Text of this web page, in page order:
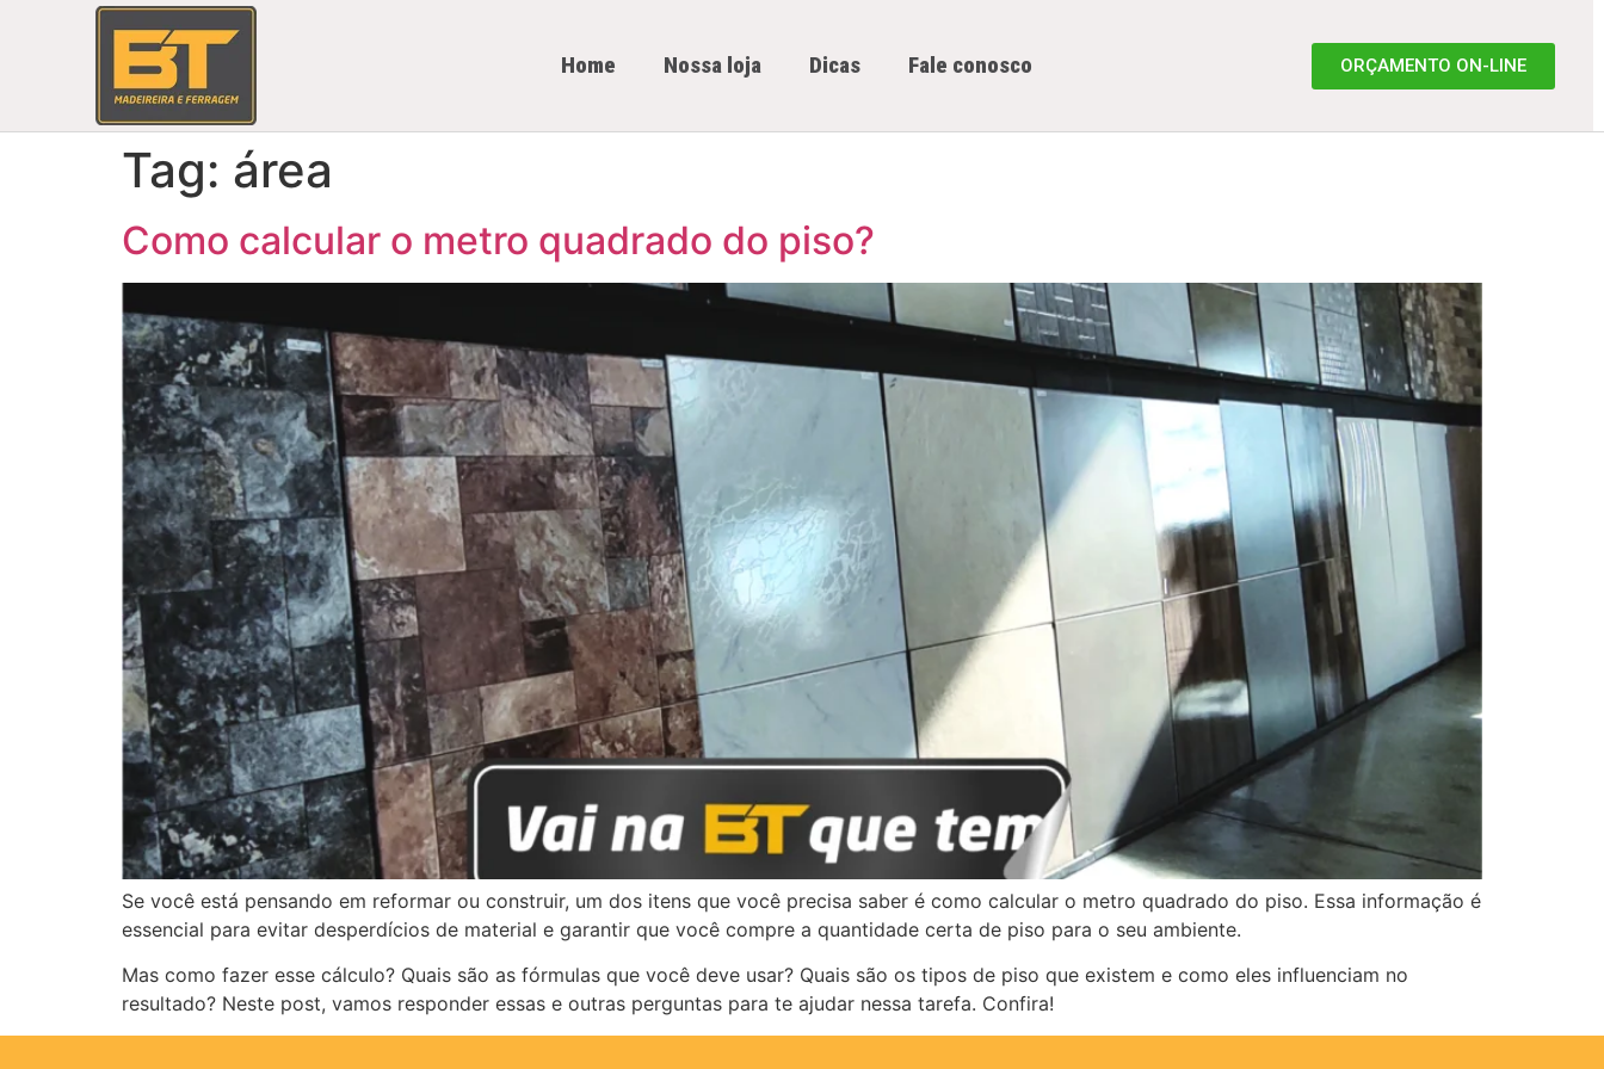
Home Nossa loja Dicas Fale conosco ORÇAMENTO ON-LINE
Tag: área
Como calcular o metro quadrado do piso?
Se você está pensando em reformar ou construir, um dos itens que você precisa saber é como calcular o metro quadrado do piso. Essa informação é
essencial para evitar desperdícios de material e garantir que você compre a quantidade certa de piso para o seu ambiente.
Mas como fazer esse cálculo? Quais são as fórmulas que você deve usar? Quais são os tipos de piso que existem e como eles influenciam no
resultado? Neste post, vamos responder essas e outras perguntas para te ajudar nessa tarefa. Confira!